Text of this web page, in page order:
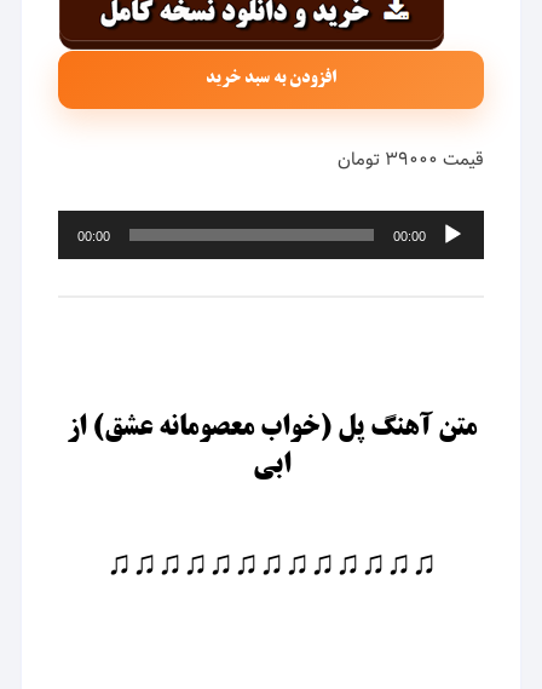
افزودن به سبد خرید
قیمت ۳۹۰۰۰ تومان
پخش‌کننده
صوت
00:00
00:00
متن آهنگ پل (خواب معصومانه عشق) از
ابی
♫♫♫♫♫♫♫♫♫♫♫♫♫